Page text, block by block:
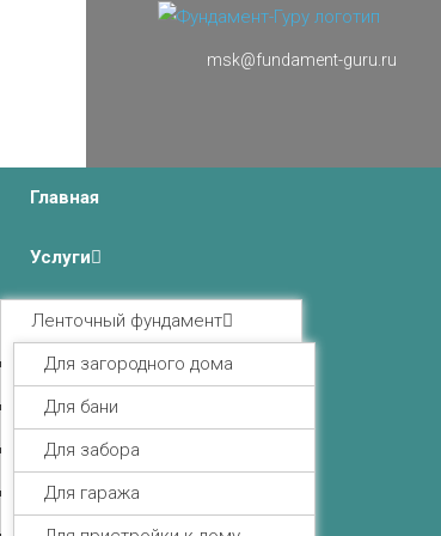
msk@fundament-guru.ru
Главная
Услуги
Ленточный фундамент
Для загородного дома
Для бани
Для забора
Для гаража